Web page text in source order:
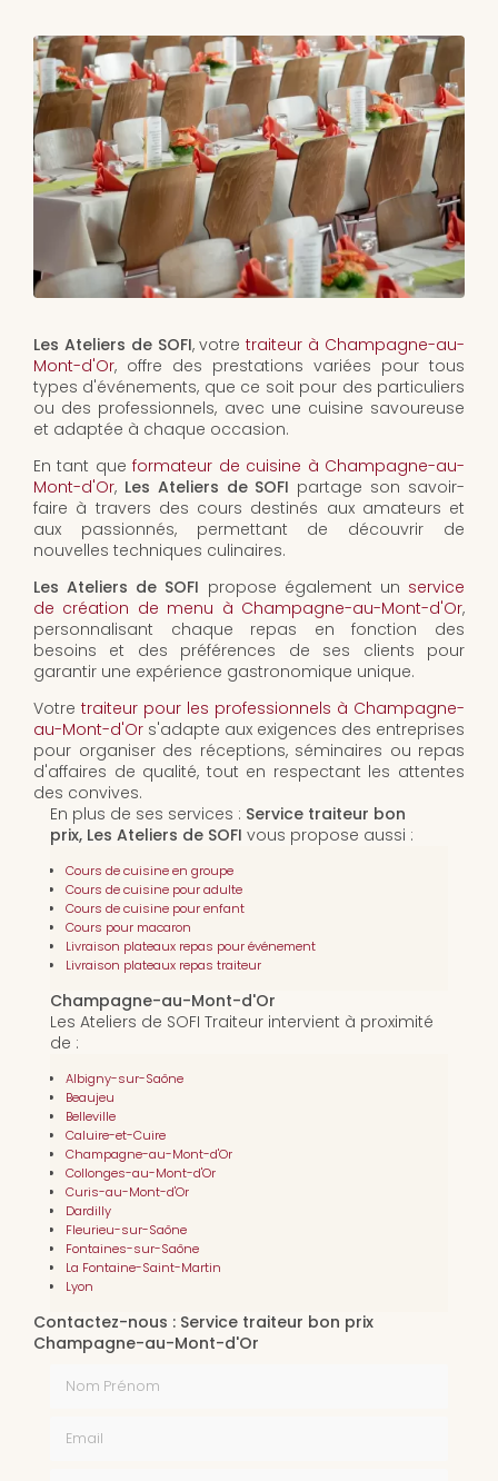
Les Ateliers de SOFI, votretraiteur à Champagne-au-
Mont-d'Or, offre des prestations variées pour tous
types d'événements, que ce soit pour des particuliers
ou des professionnels, avec une cuisine savoureuse
et adaptée à chaque occasion.
En tant queformateur de cuisine à Champagne-au-
Mont-d'Or, Les Ateliers de SOFI partage son savoir-
faire à travers des cours destinés aux amateurs et
aux passionnés, permettant de découvrir de
nouvelles techniques culinaires.
Les Ateliers de SOFI propose également un service
de création de menu à Champagne-au-Mont-d'Or,
personnalisant chaque repas en fonction des
besoins et des préférences de ses clients pour
garantir une expérience gastronomique unique.
Votre traiteur pour les professionnels à Champagne-
au-Mont-d'Or s'adapte aux exigences des entreprises
pour organiser des réceptions, séminaires ou repas
d'affaires de qualité, tout en respectant les attentes
des convives.
En plus de ses services : Service traiteur bon
prix, Les Ateliers de SOFI vous propose aussi :
Cours de cuisine en groupe
Cours de cuisine pour adulte
Cours de cuisine pour enfant
Cours pour macaron
Livraison plateaux repas pour événement
Livraison plateaux repas traiteur
Champagne-au-Mont-d'Or
Les Ateliers de SOFI Traiteur intervient à proximité
de :
Albigny-sur-Saône
Beaujeu
Belleville
Caluire-et-Cuire
Champagne-au-Mont-d'Or
Collonges-au-Mont-d'Or
Curis-au-Mont-d'Or
Dardilly
Fleurieu-sur-Saône
Fontaines-sur-Saône
La Fontaine-Saint-Martin
Lyon
Contactez-nous : Service traiteur bon prix
Champagne-au-Mont-d'Or